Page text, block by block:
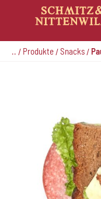
.. / Produkte /Snacks /